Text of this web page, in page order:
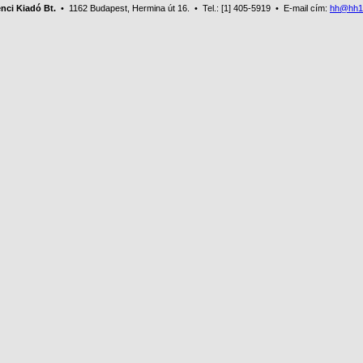
Kiadó Bt. • 1162 Budapest, Hermina út 16. • Tel.: [1] 405-5919 • E-mail cím: